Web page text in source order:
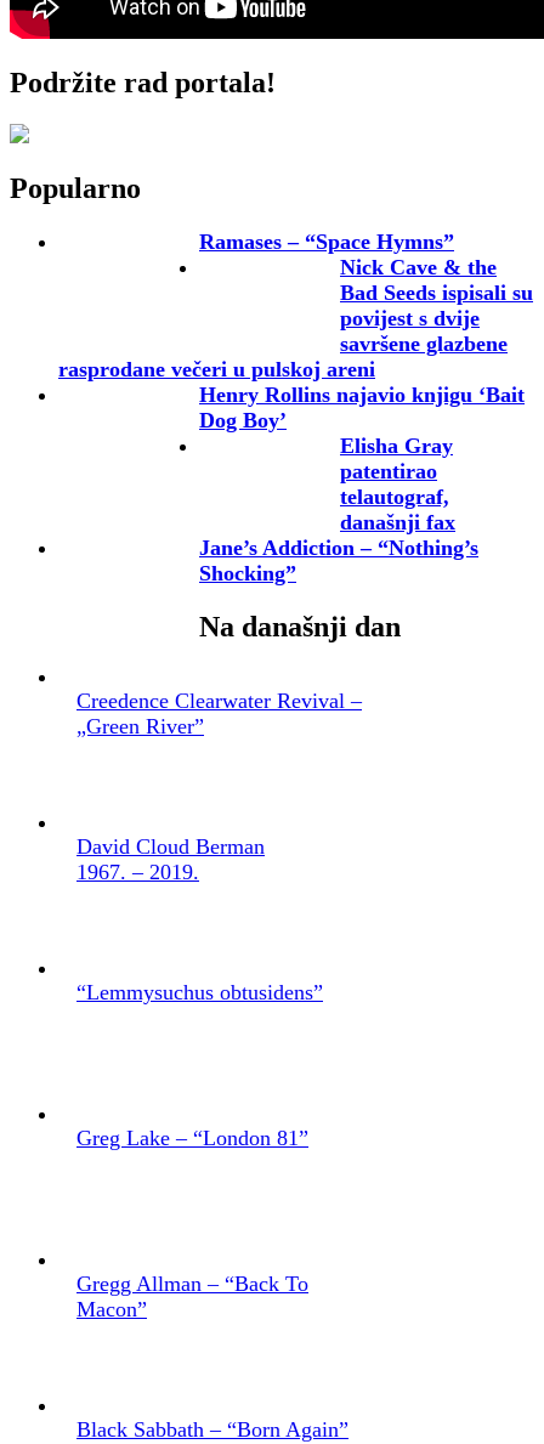
Podržite rad portala!
Popularno
Ramases – “Space Hymns”
Nick Cave & the
Bad Seeds ispisali su
povijest s dvije
savršene glazbene
rasprodane večeri u pulskoj areni
Henry Rollins najavio knjigu ‘Bait
Dog Boy’
Elisha Gray
patentirao
telautograf,
današnji fax
Jane’s Addiction – “Nothing’s
Shocking”
Na današnji dan
Creedence Clearwater Revival –
„Green River”
David Cloud Berman
1967. – 2019.
“Lemmysuchus obtusidens”
Greg Lake – “London 81”
Gregg Allman – “Back To
Macon”
Black Sabbath – “Born Again”